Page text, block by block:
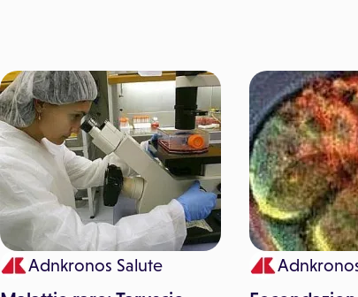
Adnkronos Salute